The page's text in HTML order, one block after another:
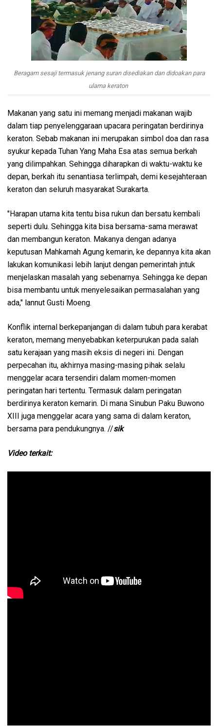
Beragam sesaji termasuk jenang suran disediakan dan didoakan para
ulama keraton
Makanan yang satu ini memang menjadi makanan wajib
dalam tiap penyelenggaraan upacara peringatan berdirinya
keraton. Sebab makanan ini merupakan simbol doa dan rasa
syukur kepada Tuhan Yang Maha Esa atas semua berkah
yang dilimpahkan. Sehingga diharapkan di waktu-waktu ke
depan, berkah itu senantiasa terlimpah, demi kesejahteraan
keraton dan seluruh masyarakat Surakarta.
"Harapan utama kita tentu bisa rukun dan bersatu kembali
seperti dulu. Sehingga kita bisa bersama-sama merawat
dan membangun keraton. Makanya dengan adanya
keputusan Mahkamah Agung kemarin, ke depannya kita akan
lakukan komunikasi lebih lanjut dengan pemerintah jntuk
menjelaskan masalah yang sebenarnya. Sehingga ke depan
bisa membantu untuk menyelesaikan permasalahan yang
ada," lannut Gusti Moeng.
Konflik internal berkepanjangan di dalam tubuh para kerabat
keraton, memang menyebabkan keterpurukan pada salah
satu kerajaan yang masih eksis di negeri ini. Dengan
perpecahan itu, akhirnya masing-masing pihak selalu
menggelar acara tersendiri dalam momen-momen
peringatan hari tertentu. Termasuk dalam peringatan
berdirinya keraton kemarin. Di mana Sinubun Paku Buwono
XIII juga menggelar acara yang sama di dalam keraton,
bersama para pendukungnya. //sik
Video terkait: